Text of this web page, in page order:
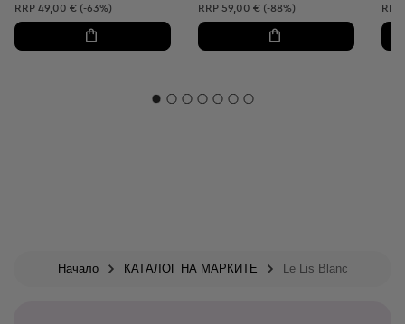
Препоръчителна цена:
RRP 49,00 € (-63%) Препоръчителна цена:
RRP 59,00 € (-88%) RRP
Начало КАТАЛОГ НА МАРКИТЕ Le Lis Blanc